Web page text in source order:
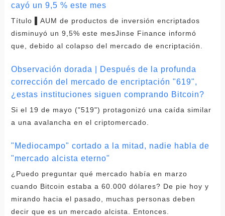
cayó un 9,5 % este mes
Título ▌AUM de productos de inversión encriptados
disminuyó un 9,5% este mesJinse Finance informó
que, debido al colapso del mercado de encriptación.
Observación dorada | Después de la profunda
corrección del mercado de encriptación "619",
¿estas instituciones siguen comprando Bitcoin?
Si el 19 de mayo ("519") protagonizó una caída similar
a una avalancha en el criptomercado.
"Mediocampo" cortado a la mitad, nadie habla de
"mercado alcista eterno"
¿Puedo preguntar qué mercado había en marzo
cuando Bitcoin estaba a 60.000 dólares? De pie hoy y
mirando hacia el pasado, muchas personas deben
decir que es un mercado alcista. Entonces.